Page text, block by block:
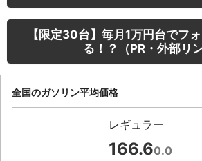
【限定30台】毎月1万円台でフ
る！？（PR・外部リン
全国のガソリン平均価格
レギュラー
166.60.0